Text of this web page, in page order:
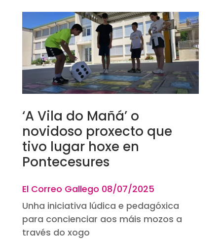
‘A Vila do Mañá’ o
novidoso proxecto que
tivo lugar hoxe en
Pontecesures
El Correo Gallego 08/07/2025
Unha iniciativa lúdica e pedagóxica
para concienciar aos máis mozos a
través do xogo